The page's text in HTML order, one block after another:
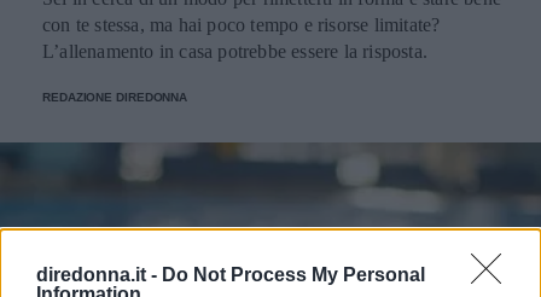
diredonna.it - Do Not Process My Personal
con te stessa, ma hai poco tempo e risorse limitate?
L’allenamento in casa potrebbe essere la risposta.
REDAZIONE DIREDONNA